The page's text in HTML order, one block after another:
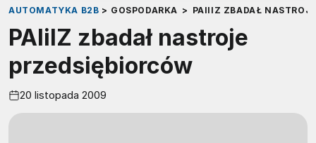
AUTOMATYKA B2B > GOSPODARKA > PAIIIZ ZBADAŁ
PAIiIZ zbadał nastroje
przedsiębiorców
20 listopada 2009